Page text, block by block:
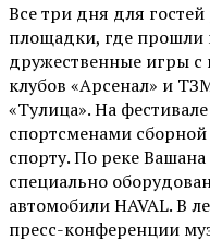
Все три дня для
площадки, где прошли
дружественные игры с
клубов «Арсенал» и
«Тулица». На
спортсменами
спорту. По реке
специально
автомобили HAVAL. В
пресс-конференции